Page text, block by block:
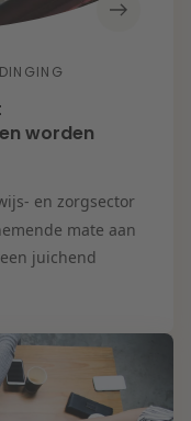
worden
en zorgsector
mate aan
juichend